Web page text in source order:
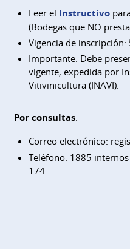
Leer el Instructivo
(Bodegas que NO
Vigencia de inscripción:
Importante: Debe
vigente, expedida por
Vitivinicultura (INAVI).
Por consultas:
Correo electrónico:
Teléfono: 1885
174.